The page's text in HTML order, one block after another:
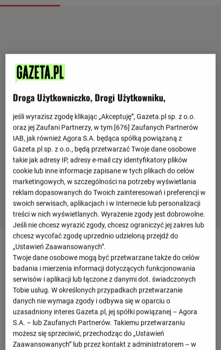
Mecz Meksyk - Serbia - szczegóły
Przegląd wydarzeń
Johan Vasquez
(34')
Stefan Bukinac
(45' sam.)
Raul Jimenez
(57')
Petar Stanic
(19')
Droga Użytkowniczko, Drogi Użytkowniku,
jeśli wyrazisz zgodę klikając „Akceptuję”, Gazeta.pl sp. z o.o.
oraz jej Zaufani Partnerzy, w tym [676] Zaufanych Partnerów
IAB, jak również Agora S.A. będąca spółką powiązaną z
Gazeta.pl sp. z o.o., będą przetwarzać Twoje dane osobowe
takie jak adresy IP, adresy e-mail czy identyfikatory plików
cookie lub inne informacje zapisane w tych plikach do celów
marketingowych, w szczególności na potrzeby wyświetlania
reklam dopasowanych do Twoich zainteresowań i preferencji w
swoich serwisach, aplikacjach i w Internecie lub personalizacji
treści w nich wyświetlanych. Wyrażenie zgody jest dobrowolne.
Jeśli nie chcesz wyrazić zgody, chcesz ograniczyć jej zakres lub
chcesz wycofać zgodę uprzednio udzieloną przejdź do
„Ustawień Zaawansowanych”.
Twoje dane osobowe mogą być przetwarzane także do celów
badania i mierzenia informacji dotyczących funkcjonowania
serwisów i aplikacji lub łączone z danymi dot. świadczonych
Tobie usług. W określonych przypadkach przetwarzanie
danych nie wymaga zgody i odbywa się w oparciu o
uzasadniony interes Gazeta.pl, jej spółki powiązanej – Agora
S.A. – lub Zaufanych Partnerów. Takiemu przetwarzaniu
możesz się sprzeciwić, przechodząc do „Ustawień
Zaawansowanych” lub przez kontakt z administratorem – w